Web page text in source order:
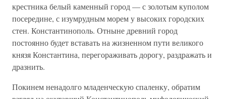
крестника белый каменный город — с золотым куполом
посередине, с изумрудным морем у высоких городских
стен. Константинополь. Отныне древний город
постоянно будет вставать на жизненном пути великого
князя Константина, перегораживать дорогу, раздражать и
дразнить.
Покинем ненадолго младенческую спаленку, обратим